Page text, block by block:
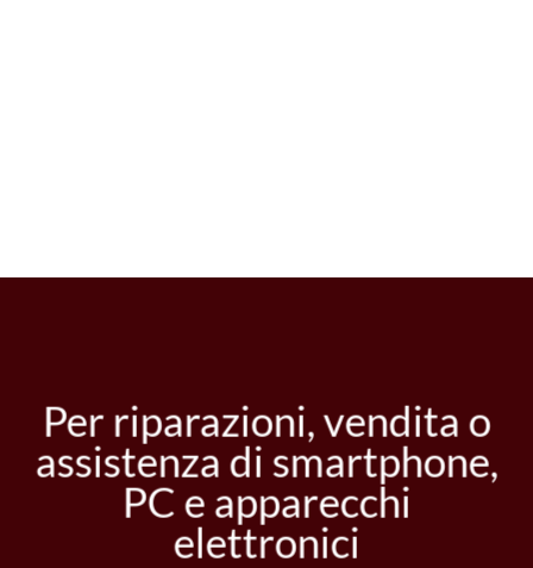
Per riparazioni, vendita o
assistenza di smartphone,
PC e apparecchi
elettronici